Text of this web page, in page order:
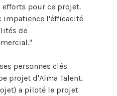
efforts pour ce projet.
impatience l'éfficacité
de
personnes clés
projet d'Alma Talent.
a piloté le projet